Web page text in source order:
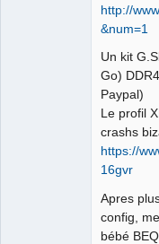
http://
&num=1
Un kit
Go)
Paypal)
Le profil
crashs
https://
16gvr
Apres
config,
bébé